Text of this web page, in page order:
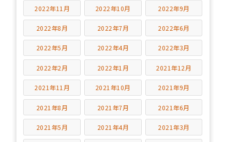
2022年11月 2022年10月 2022年9月
2022年8月 2022年7月 2022年6月
2022年5月 2022年4月 2022年3月
2022年2月 2022年1月 2021年12月
2021年11月 2021年10月 2021年9月
2021年8月 2021年7月 2021年6月
2021年5月 2021年4月 2021年3月